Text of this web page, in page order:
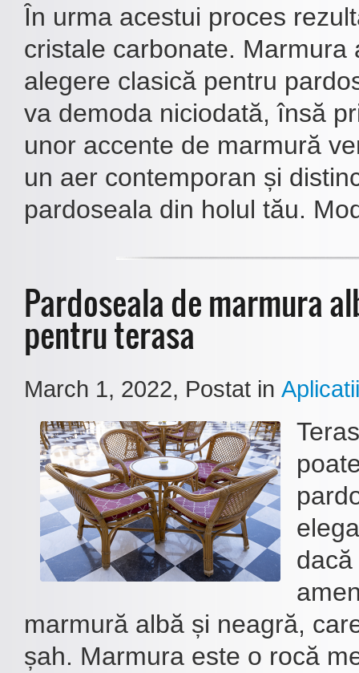
În urma acestui proces
cristale carbonate. Marmura
alegere clasică pentru
va demoda niciodată, însă
unor accente de marmură
un aer contemporan și
pardoseala din holul tău.
Pardoseala de marmura
pentru terasa
March 1, 2022, Postat in Aplicatii
marmură albă și neagră,
șah. Marmura este o rocă